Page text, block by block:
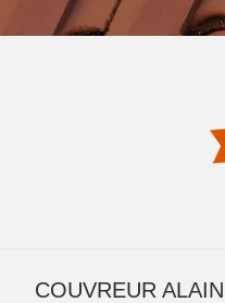
COUVREUR